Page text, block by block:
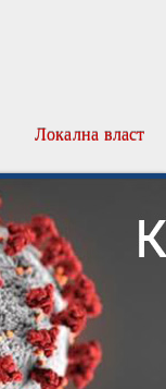
Локална власт